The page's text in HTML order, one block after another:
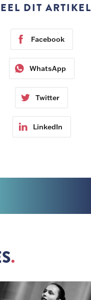
DIT ARTIKEL
Facebook
WhatsApp
Twitter
LinkedIn